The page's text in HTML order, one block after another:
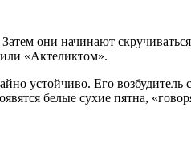
они начинают
«Актеликтом».
устойчиво. Его
белые сухие пятна,